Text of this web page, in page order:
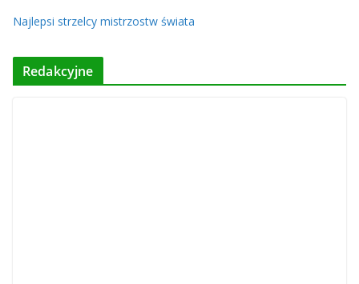
Najlepsi strzelcy mistrzostw świata
Redakcyjne